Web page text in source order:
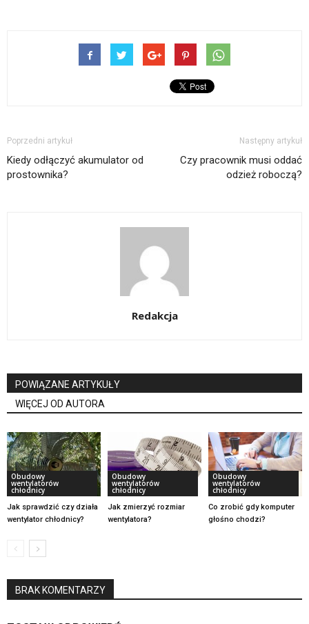
Poprzedni artykuł
Kiedy odłączyć akumulator od
prostownika?
Następny artykuł
Czy pracownik musi oddać
odzież roboczą?
Redakcja
POWIĄZANE ARTYKUŁY
WIĘCEJ OD AUTORA
Obudowy
wentylatorów
chłodnicy
Jak sprawdzić czy działa
wentylator chłodnicy?
Obudowy
wentylatorów
chłodnicy
Jak zmierzyć rozmiar
wentylatora?
Obudowy
wentylatorów
chłodnicy
Co zrobić gdy komputer
głośno chodzi?
BRAK KOMENTARZY